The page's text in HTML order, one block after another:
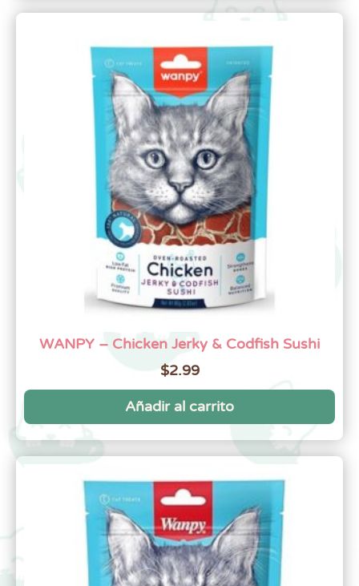
WANPY – Chicken Jerky & Codfish Sushi
$2.99
Añadir al carrito